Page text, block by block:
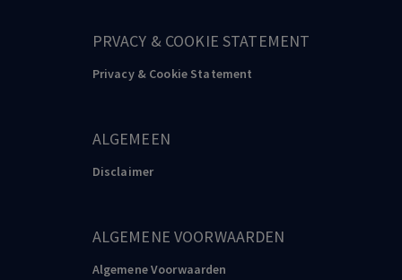
PRVACY & COOKIE STATEMENT
Privacy & Cookie Statement
ALGEMEEN
Disclaimer
ALGEMENE VOORWAARDEN
Algemene Voorwaarden